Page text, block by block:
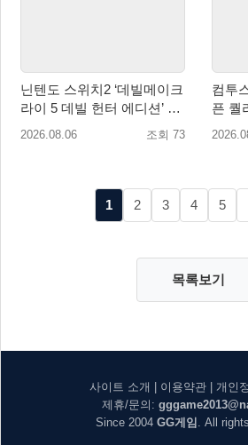
닌텐도 스위치2 ‘데빌메이크
라이 5 데빌 헌터 에디션’ 패
키지 제품 8월 7일 예약판매
2026.08.06 조회 73
컴투
픈 퀄
즌 개
1 2 3 4 5
목록보기
사이트 소개 이용약관| 개인
제휴/문의:
Since 2004 GG게임 . All